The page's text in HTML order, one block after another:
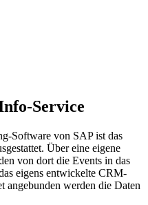
Service
Software von SAP ist das
Über eine eigene
von dort die Events in das
eigens entwickelte CRM-
angebunden werden die Daten